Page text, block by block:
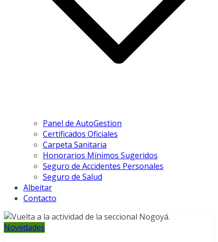
Panel de AutoGestion
Certificados Oficiales
Carpeta Sanitaria
Honorarios Mínimos Sugeridos
Seguro de Accidentes Personales
Seguro de Salud
Albeitar
Contacto
Novedades